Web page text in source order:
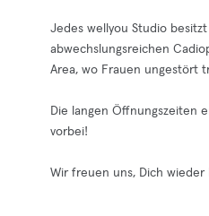
Jedes wellyou Studio
abwechslungsreichen
Area, wo Frauen ungestört
Die langen Öffnungszeiten
vorbei!
Wir freuen uns, Dich